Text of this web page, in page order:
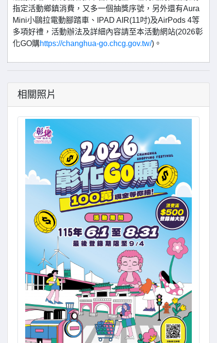
指定活動鄉鎮消費，又多一個抽獎序號，另外還有Aura
Mini小鷗拉電動腳踏車、IPAD AIR(11吋)及AirPods 4等
多項好禮，活動辦法及詳細內容請至本活動網站(2026彰
化GO購https://changhua-go.chcg.gov.tw/)。
相關照片